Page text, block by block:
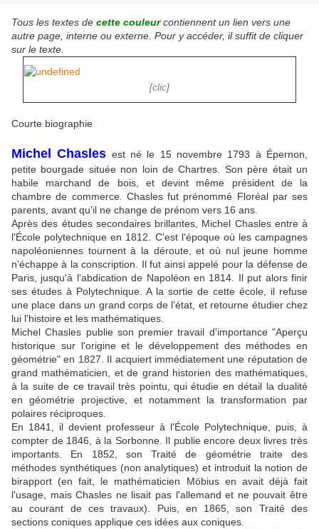
Tous les textes de cette couleurcontiennent un lien vers une
autre page, interne ou externe. Pour y accéder, il suffit de cliquer
sur le texte.
[clic]
Courte biographie
Michel Chasles est né le 15 novembre 1793 à Épernon,
petite bourgade située non loin de Chartres. Son père était un
habile marchand de bois, et devint même président de la
chambre de commerce. Chasles fut prénommé Floréal par ses
parents, avant qu'il ne change de prénom vers 16 ans.
Après des études secondaires brillantes, Michel Chasles entre à
l'École polytechnique en 1812. C'est l'époque où les campagnes
napoléoniennes tournent à la déroute, et où nul jeune homme
n'échappe à la conscription. Il fut ainsi appelé pour la défense de
Paris, jusqu'à l'abdication de Napoléon en 1814. Il put alors finir
ses études à Polytechnique. A la sortie de cette école, il refuse
une place dans un grand corps de l'état, et retourne étudier chez
lui l'histoire et les mathématiques.
Michel Chasles publie son premier travail d'importance "Aperçu
historique sur l'origine et le développement des méthodes en
géométrie" en 1827. Il acquiert immédiatement une réputation de
grand mathématicien, et de grand historien des mathématiques,
à la suite de ce travail très pointu, qui étudie en détail la dualité
en géométrie projective, et notamment la transformation par
polaires réciproques.
En 1841, il devient professeur à l'École Polytechnique, puis, à
compter de 1846, à la Sorbonne. Il publie encore deux livres très
importants. En 1852, son Traité de géométrie traite des
méthodes synthétiques (non analytiques) et introduit la notion de
birapport (en fait, le mathématicien Möbius en avait déjà fait
l'usage, mais Chasles ne lisait pas l'allemand et ne pouvait être
au courant de ces travaux). Puis, en 1865, son Traité des
sections coniques applique ces idées aux coniques.